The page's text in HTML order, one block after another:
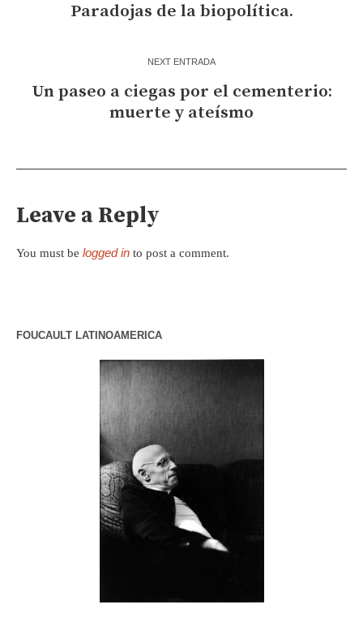
Paradojas de la biopolítica.
NEXT ENTRADA
Un paseo a ciegas por el cementerio:
muerte y ateísmo
Leave a Reply
You must be logged in to post a comment.
FOUCAULT LATINOAMERICA